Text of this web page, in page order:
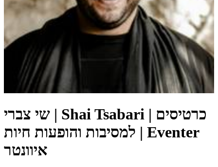
שי צברי | Shai Tsabari | כרטיסים
למסיבות והופעות חיות | Eventer
איוונטר